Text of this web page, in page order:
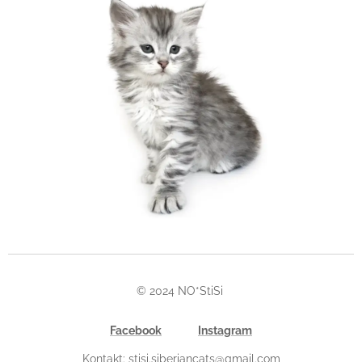
© 2024 NO*StiSi
Facebook Instagram
Kontakt: stisi.siberiancats@gmail.com